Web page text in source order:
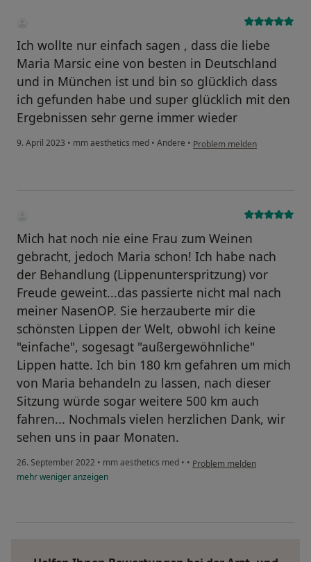
Ich wollte nur einfach sagen , dass die liebe
Maria Marsic eine von besten in Deutschland
und in München ist und bin so glücklich dass
ich gefunden habe und super glücklich mit den
Ergebnissen sehr gerne immer wieder
9. April 2023 • mm aesthetics med • Andere • Problem melden
Mich hat noch nie eine Frau zum Weinen
gebracht, jedoch Maria schon! Ich habe nach
der Behandlung (Lippenunterspritzung) vor
Freude geweint...das passierte nicht mal nach
meiner NasenOP. Sie herzauberte mir die
schönsten Lippen der Welt, obwohl ich keine
"einfache", sogesagt "außergewöhnliche"
Lippen hatte. Ich bin 180 km gefahren um mich
von Maria behandeln zu lassen, nach dieser
Sitzung würde sogar weitere 500 km auch
fahren... Nochmals vielen herzlichen Dank, wir
sehen uns in paar Monaten.
26. September 2022 • mm aesthetics med • • Problem melden
mehrwenigeranzeigen